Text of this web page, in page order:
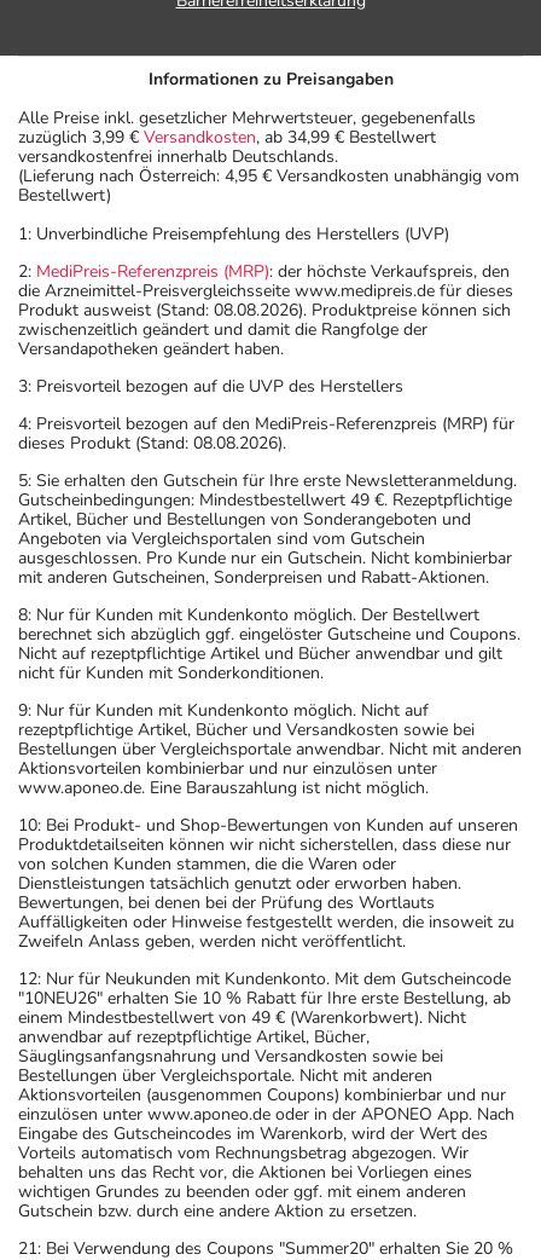
Wechselwirkungen auftreten. Sie sollten deswegen
generell vor der Behandlung mit einem neuen
Arzneimittel jedes andere, das Sie bereits anwenden,
dem Arzt oder Apotheker angeben. Das gilt auch für
Arzneimittel, die Sie selbst kaufen, nur gelegentlich
anwenden oder deren Anwendung schon einige Zeit
zurückliegt.
Bitte verwenden Sie dieses Arzneimittel nicht mehr nach
dem auf der Packung oder der Umverpackung
angegebenen Verfallsdatum. Das Verfallsdatum bezieht
sich auf den letzten Tag des angegebenen Monats.
Informationen zu Preisangaben
Alle Preise inkl. gesetzlicher Mehrwertsteuer, gegebenenfalls
zuzüglich 3,99 € Versandkosten, ab 34,99 € Bestellwert
versandkostenfrei innerhalb Deutschlands.
(Lieferung nach Österreich: 4,95 € Versandkosten unabhängig vom
Bestellwert)
1: Unverbindliche Preisempfehlung des Herstellers (UVP)
2: MediPreis-Referenzpreis (MRP): der höchste Verkaufspreis, den
die Arzneimittel-Preisvergleichsseite www.medipreis.de für dieses
Produkt ausweist (Stand: 08.08.2026). Produktpreise können sich
zwischenzeitlich geändert und damit die Rangfolge der
Versandapotheken geändert haben.
3: Preisvorteil bezogen auf die UVP des Herstellers
4: Preisvorteil bezogen auf den MediPreis-Referenzpreis (MRP) für
dieses Produkt (Stand: 08.08.2026).
5: Sie erhalten den Gutschein für Ihre erste Newsletteranmeldung.
Gutscheinbedingungen: Mindestbestellwert 49 €. Rezeptpflichtige
Artikel, Bücher und Bestellungen von Sonderangeboten und
Angeboten via Vergleichsportalen sind vom Gutschein
ausgeschlossen. Pro Kunde nur ein Gutschein. Nicht kombinierbar
mit anderen Gutscheinen, Sonderpreisen und Rabatt-Aktionen.
8: Nur für Kunden mit Kundenkonto möglich. Der Bestellwert
berechnet sich abzüglich ggf. eingelöster Gutscheine und Coupons.
Nicht auf rezeptpflichtige Artikel und Bücher anwendbar und gilt
nicht für Kunden mit Sonderkonditionen.
9: Nur für Kunden mit Kundenkonto möglich. Nicht auf
rezeptpflichtige Artikel, Bücher und Versandkosten sowie bei
Bestellungen über Vergleichsportale anwendbar. Nicht mit anderen
Aktionsvorteilen kombinierbar und nur einzulösen unter
www.aponeo.de. Eine Barauszahlung ist nicht möglich.
10: Bei Produkt- und Shop-Bewertungen von Kunden auf unseren
Produktdetailseiten können wir nicht sicherstellen, dass diese nur
von solchen Kunden stammen, die die Waren oder
Dienstleistungen tatsächlich genutzt oder erworben haben.
Bewertungen, bei denen bei der Prüfung des Wortlauts
Auffälligkeiten oder Hinweise festgestellt werden, die insoweit zu
Zweifeln Anlass geben, werden nicht veröffentlicht.
12: Nur für Neukunden mit Kundenkonto. Mit dem Gutscheincode
"10NEU26" erhalten Sie 10 % Rabatt für Ihre erste Bestellung, ab
einem Mindestbestellwert von 49 € (Warenkorbwert). Nicht
anwendbar auf rezeptpflichtige Artikel, Bücher,
Säuglingsanfangsnahrung und Versandkosten sowie bei
Bestellungen über Vergleichsportale. Nicht mit anderen
Aktionsvorteilen (ausgenommen Coupons) kombinierbar und nur
einzulösen unter www.aponeo.de oder in der APONEO App. Nach
Eingabe des Gutscheincodes im Warenkorb, wird der Wert des
Vorteils automatisch vom Rechnungsbetrag abgezogen. Wir
behalten uns das Recht vor, die Aktionen bei Vorliegen eines
wichtigen Grundes zu beenden oder ggf. mit einem anderen
Gutschein bzw. durch eine andere Aktion zu ersetzen.
21: Bei Verwendung des Coupons "Summer20" erhalten Sie 20 %